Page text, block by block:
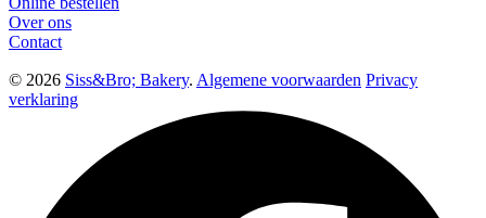
Over ons
Contact
© 2026 Siss&Bro; Bakery. Algemene voorwaarden Privacy
verklaring